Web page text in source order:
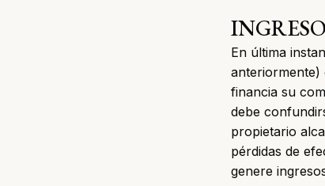
En última
anteriormente)
financia su
debe
propietario
pérdidas de
genere